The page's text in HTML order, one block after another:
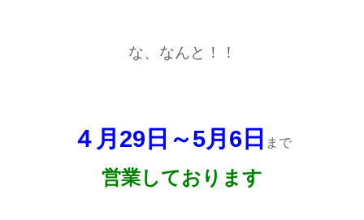
な、なんと！！
４月29日～5月6日 まで
営業しております